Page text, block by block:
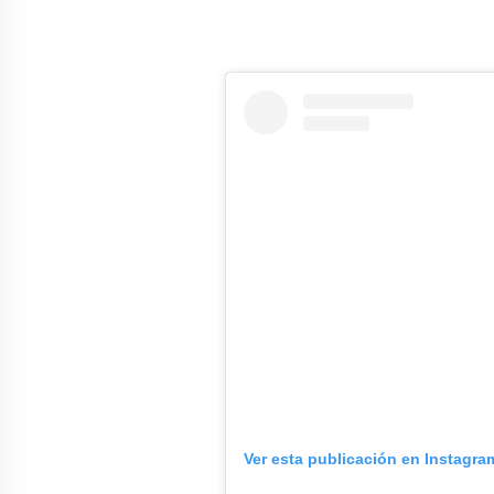
Ver esta publicación en